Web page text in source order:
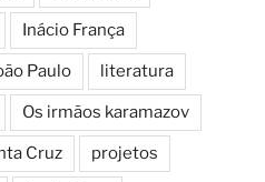
Inácio França
Paulo literatura
Os irmãos karamazov
Cruz projetos